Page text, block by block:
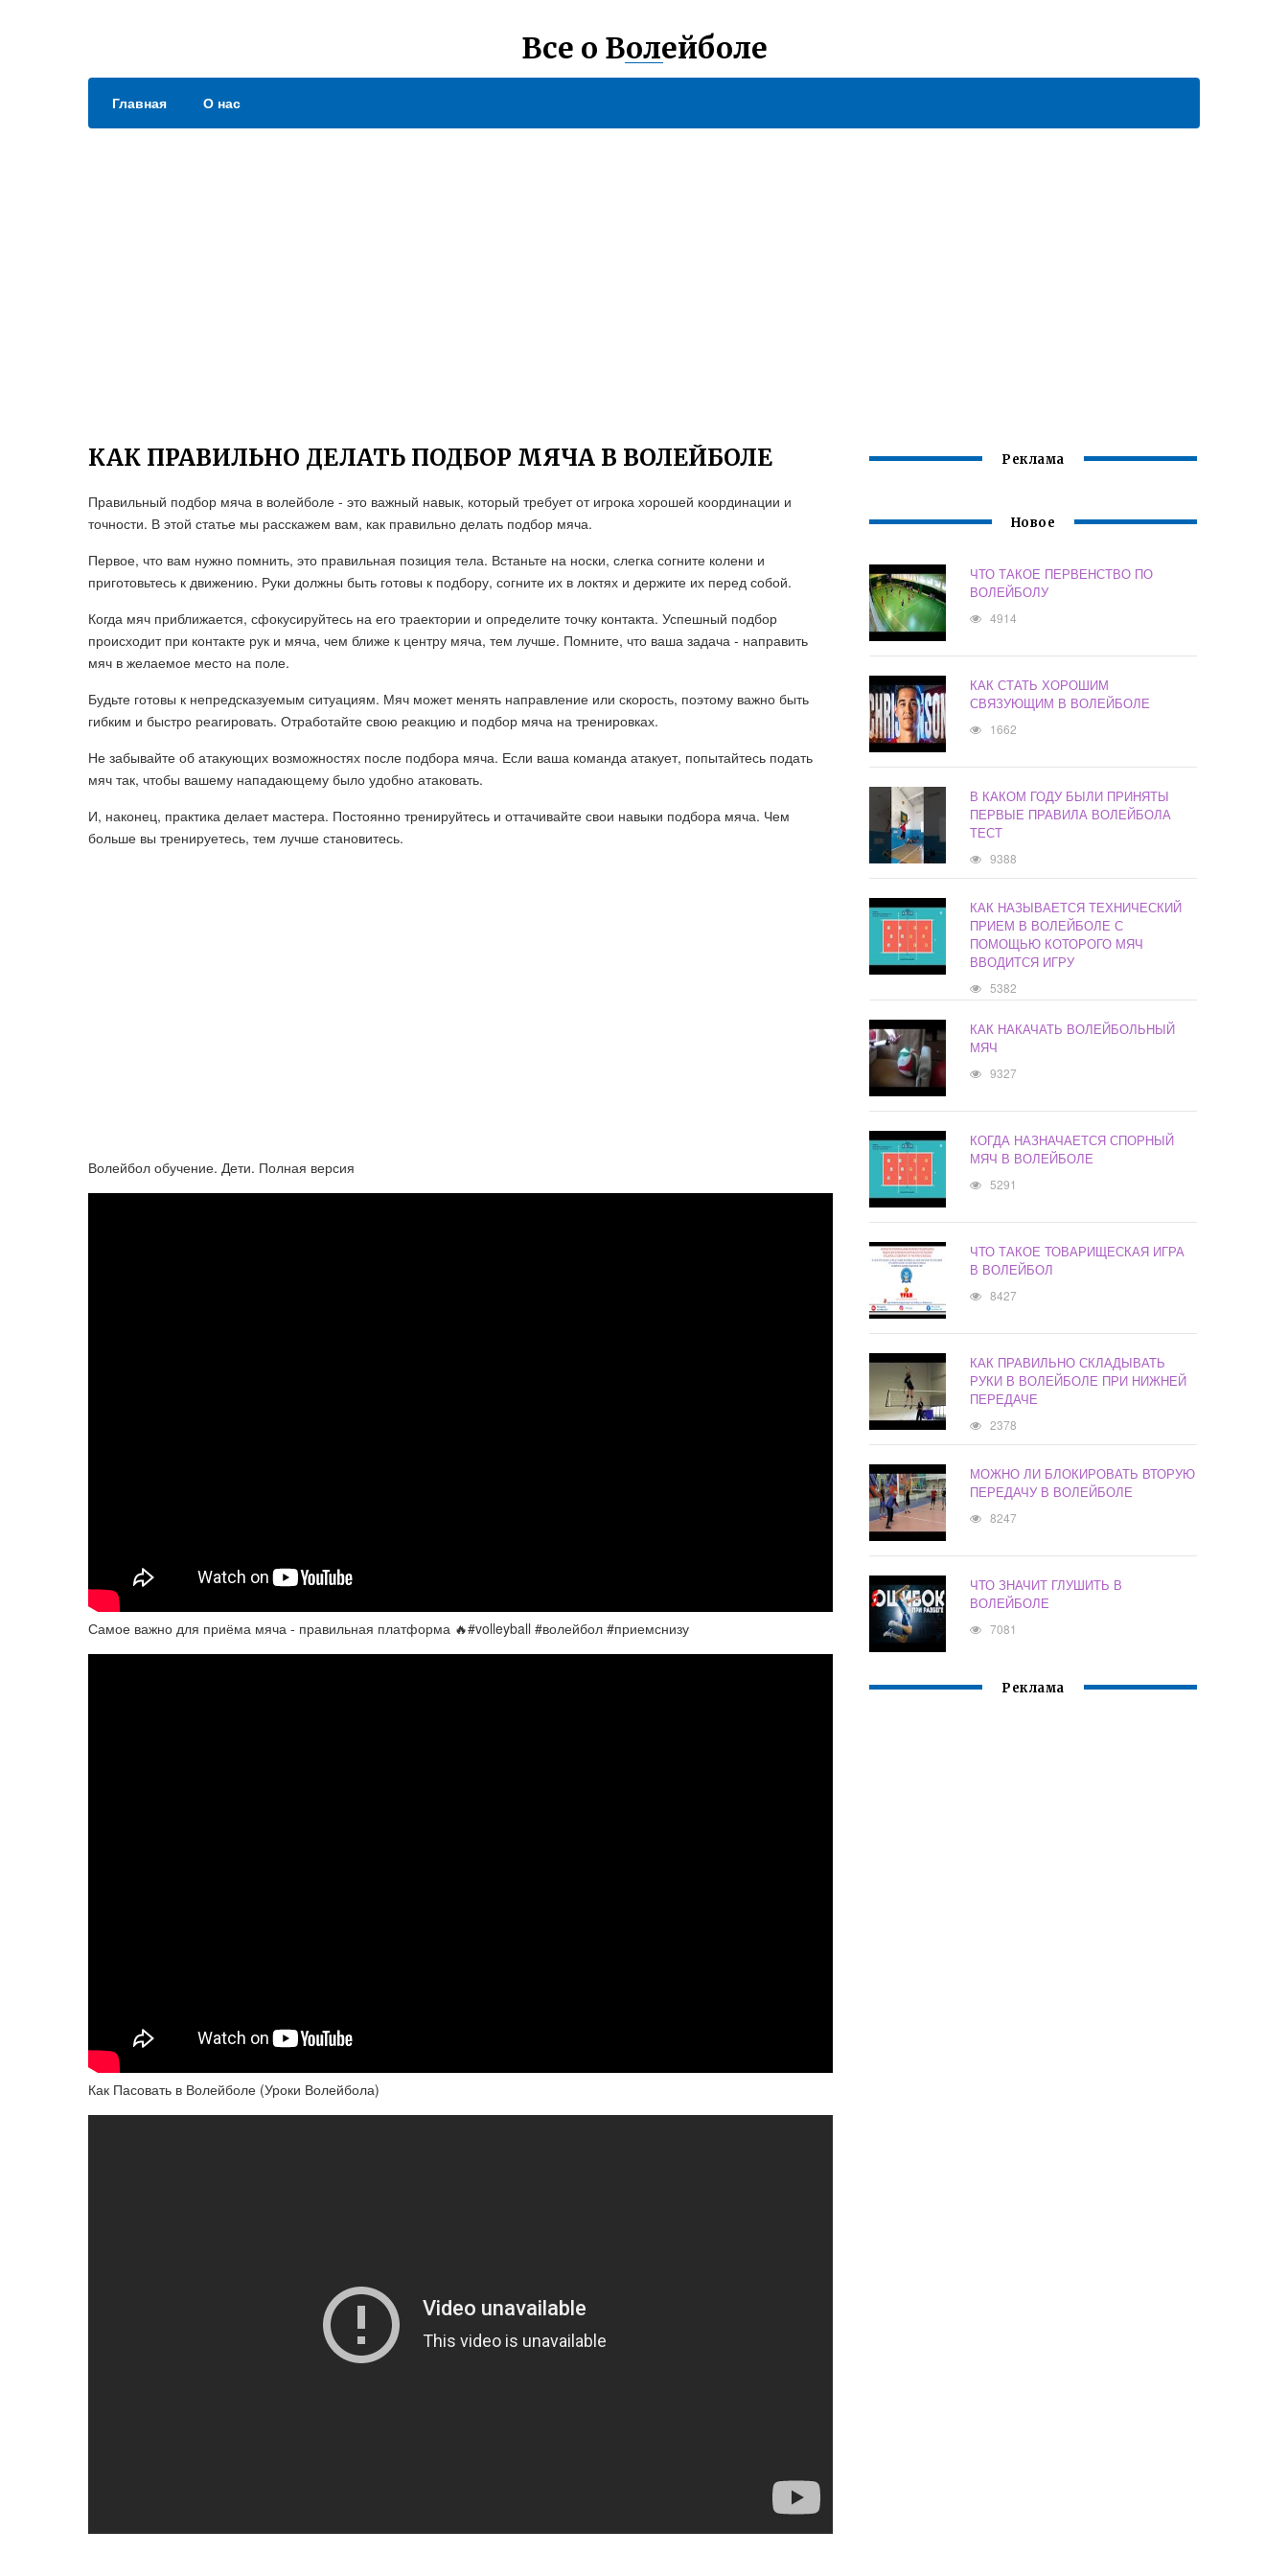
Все о Волейболе
Главная О нас
КАК ПРАВИЛЬНО ДЕЛАТЬ ПОДБОР МЯЧА В ВОЛЕЙБОЛЕ
Правильный подбор мяча в волейболе - это важный навык, который требует от игрока хорошей координации и
точности. В этой статье мы расскажем вам, как правильно делать подбор мяча.
Первое, что вам нужно помнить, это правильная позиция тела. Встаньте на носки, слегка согните колени и
приготовьтесь к движению. Руки должны быть готовы к подбору, согните их в локтях и держите их перед собой.
Когда мяч приближается, сфокусируйтесь на его траектории и определите точку контакта. Успешный подбор
происходит при контакте рук и мяча, чем ближе к центру мяча, тем лучше. Помните, что ваша задача - направить
мяч в желаемое место на поле.
Будьте готовы к непредсказуемым ситуациям. Мяч может менять направление или скорость, поэтому важно быть
гибким и быстро реагировать. Отработайте свою реакцию и подбор мяча на тренировках.
Не забывайте об атакующих возможностях после подбора мяча. Если ваша команда атакует, попытайтесь подать
мяч так, чтобы вашему нападающему было удобно атаковать.
И, наконец, практика делает мастера. Постоянно тренируйтесь и оттачивайте свои навыки подбора мяча. Чем
больше вы тренируетесь, тем лучше становитесь.
Волейбол обучение. Дети. Полная версия
Самое важно для приёма мяча - правильная платформа 🔥#volleyball #волейбол #приемснизу
Как Пасовать в Волейболе (Уроки Волейбола)
Реклама
Новое
ЧТО ТАКОЕ ПЕРВЕНСТВО ПО
ВОЛЕЙБОЛУ
4914
КАК СТАТЬ ХОРОШИМ
СВЯЗУЮЩИМ В ВОЛЕЙБОЛЕ
1662
В КАКОМ ГОДУ БЫЛИ ПРИНЯТЫ
ПЕРВЫЕ ПРАВИЛА ВОЛЕЙБОЛА
ТЕСТ
9388
КАК НАЗЫВАЕТСЯ ТЕХНИЧЕСКИЙ
ПРИЕМ В ВОЛЕЙБОЛЕ С
ПОМОЩЬЮ КОТОРОГО МЯЧ
ВВОДИТСЯ ИГРУ
5382
КАК НАКАЧАТЬ ВОЛЕЙБОЛЬНЫЙ
МЯЧ
9327
КОГДА НАЗНАЧАЕТСЯ СПОРНЫЙ
МЯЧ В ВОЛЕЙБОЛЕ
5291
ЧТО ТАКОЕ ТОВАРИЩЕСКАЯ ИГРА
В ВОЛЕЙБОЛ
8427
КАК ПРАВИЛЬНО СКЛАДЫВАТЬ
РУКИ В ВОЛЕЙБОЛЕ ПРИ НИЖНЕЙ
ПЕРЕДАЧЕ
2378
МОЖНО ЛИ БЛОКИРОВАТЬ ВТОРУЮ
ПЕРЕДАЧУ В ВОЛЕЙБОЛЕ
8247
ЧТО ЗНАЧИТ ГЛУШИТЬ В
ВОЛЕЙБОЛЕ
7081
Реклама